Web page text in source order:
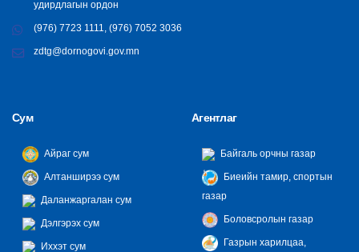
удирдлагын ордон
(976) 7723 1111, (976) 7052 3036
zdtg@dornogovi.gov.mn
Сум
Айраг сум
Алтанширээ сум
Даланжаргалан сум
Дэлгэрэх сум
Иххэт сум
Агентлаг
Байгаль орчны газар
Биеийн тамир, спортын
газар
Боловсролын газар
Газрын харилцаа,